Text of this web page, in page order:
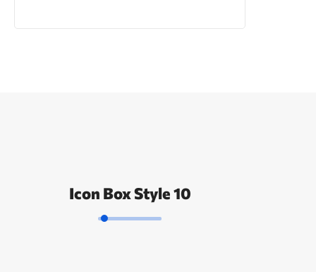
Icon Box Style 10